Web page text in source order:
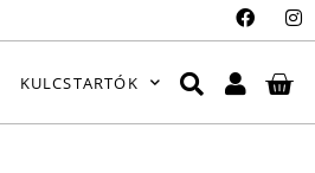
KULCSTARTÓK